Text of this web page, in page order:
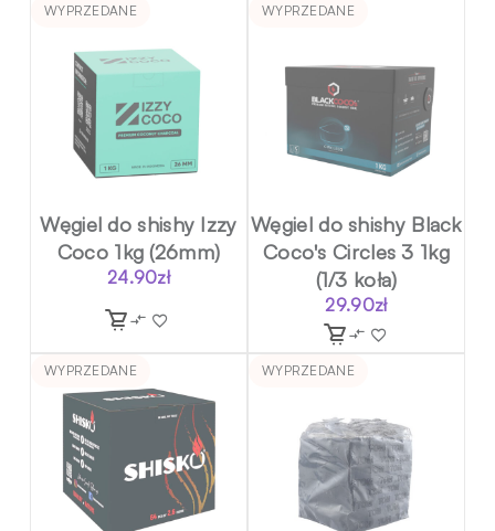
WYPRZEDANE
Węgiel do shishy Izzy
Coco 1kg (26mm)
24.90zł
WYPRZEDANE
Węgiel do shishy Black
Coco's Circles 3 1kg
(1/3 koła)
29.90zł
WYPRZEDANE WYPRZEDANE